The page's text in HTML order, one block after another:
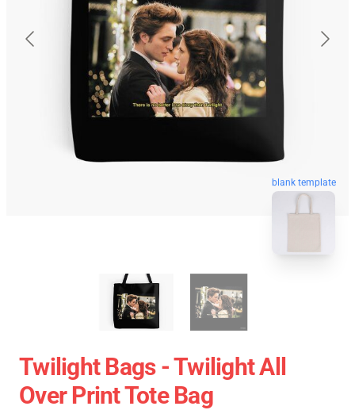
blank template
Twilight Bags - Twilight All
Over Print Tote Bag